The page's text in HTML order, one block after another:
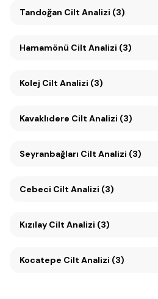
Tandoğan Cilt Analizi (3)
Hamamönü Cilt Analizi (3)
Kolej Cilt Analizi (3)
Kavaklıdere Cilt Analizi (3)
Seyranbağları Cilt Analizi (3)
Cebeci Cilt Analizi (3)
Kızılay Cilt Analizi (3)
Kocatepe Cilt Analizi (3)